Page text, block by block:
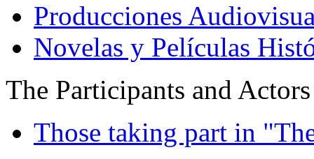
Producciones
Novelas y Películas
The Participants and Actors
Those taking part in